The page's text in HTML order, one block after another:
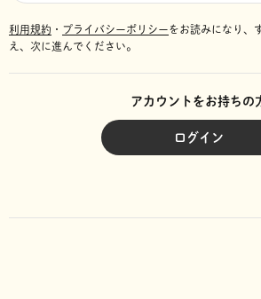
利用規約 ・ プライバシーポリシーをお読みになり、
え、次に進んでください。
アカウントをお持ちの
ログイン